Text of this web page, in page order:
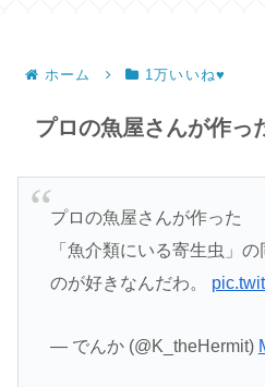
ホーム 1万いいね♥
プロの魚屋さんが作っ
プロの魚屋さんが作った
「魚介類にいる寄生虫」
のが好きなんだわ。
— でんか (@K_theHermit)